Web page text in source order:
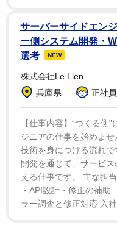
サーバーサイドエン
ー側システム開発・
選考
NEW
株式会社Le Lien
兵庫県
正社
【仕事内容】“つくる側
ジニアの仕事を始めま
技術を身につける流れ
開発を通じて、サービ
える仕事です。 主な担
・API設計・修正の補助
ラー調査と修正対応 入